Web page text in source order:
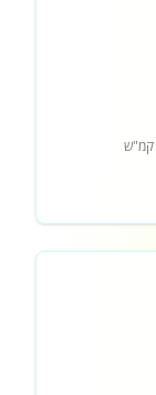
קמ"ש